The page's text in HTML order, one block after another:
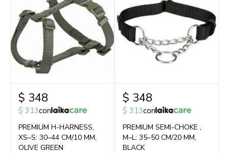
$ 348
$ 313con
PREMIUM H-HARNESS,
XS–S: 30–44 CM/10 MM,
OLIVE GREEN
$ 348
$ 313con
PREMIUM SEMI-CHOKE ,
M–L: 35–50 CM/20 MM,
BLACK